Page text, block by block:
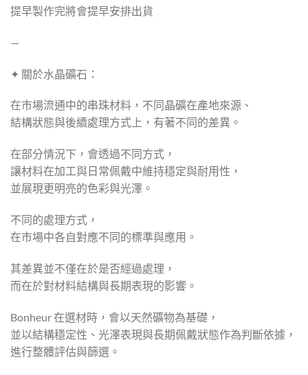
提早製作完將會提早安排出貨
—
✦ 關於水晶礦石：
在市場流通中的串珠材料，不同晶礦在產地來源、
結構狀態與後續處理方式上，有著不同的差異。
在部分情況下，會透過不同方式，
讓材料在加工與日常佩戴中維持穩定與耐用性，
並展現更明亮的色彩與光澤。
不同的處理方式，
在市場中各自對應不同的標準與應用。
其差異並不僅在於是否經過處理，
而在於對材料結構與長期表現的影響。
Bonheur 在選材時，會以天然礦物為基礎，
並以結構穩定性、光澤表現與長期佩戴狀態作為判斷依據，
進行整體評估與篩選。